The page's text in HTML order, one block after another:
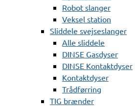
Robot slanger
Veksel station
Sliddele svejseslanger
Alle sliddele
DINSE Gasdyser
DINSE Kontaktdyser
Kontaktdyser
Trådførring
TIG brænder